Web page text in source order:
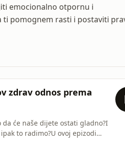
emocionalno otpornu i
ti pomognem rasti i postaviti
zdrav odnos prema
da će naše dijete ostati gladno?I
to radimo?U ovoj epizodi